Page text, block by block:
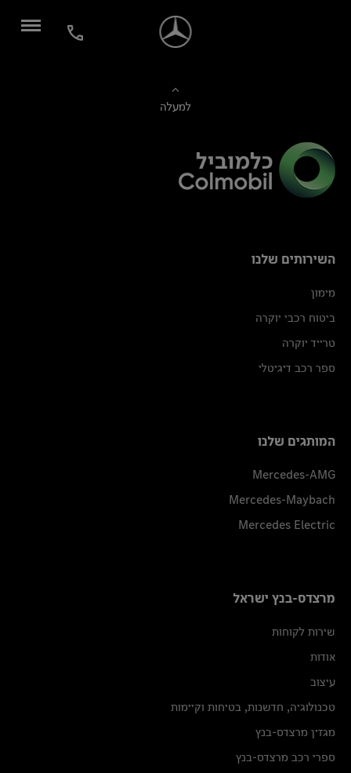
למעלה
השירותים שלנו
מימון
ביטוח רכבי יוקרה
טרייד יוקרה
ספר רכב דיגיטלי
המותגים שלנו
Mercedes-AMG
Mercedes-Maybach
Mercedes Electric
מרצדס-בנץ ישראל
שירות לקוחות
אודות
עיצוב
טכנולוגיה, חדשנות, בטיחות וקיימות
מגזין מרצדס-בנץ
ספרי רכב מרצדס-בנץ